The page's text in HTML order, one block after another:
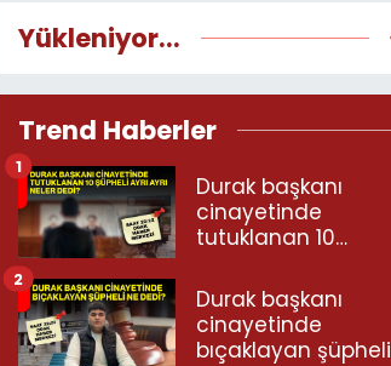
Yükleniyor...
Trend Haberler
Durak başkanı
cinayetinde
tutuklanan 10
neler dedi?
1
Durak başkanı
cinayetinde
bıçaklayan şüpheli
2